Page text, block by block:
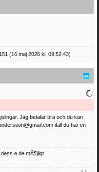
(16 maj 2026 kl. 09:52:43)
Jag betalar bra och du kan
ifall du har en
e de mÃ¶jligt